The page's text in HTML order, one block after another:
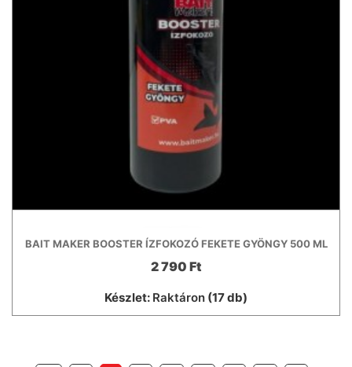
BAIT MAKER BOOSTER ÍZFOKOZÓ FEKETE GYÖNGY 500 ML
2 790 Ft
Készlet: Raktáron (17 db)